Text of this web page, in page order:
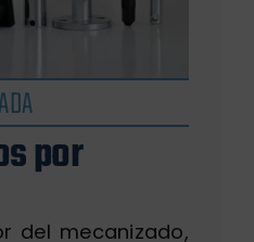
por
del mecanizado,